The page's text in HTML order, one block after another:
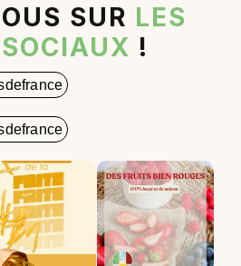
SUR LES
!